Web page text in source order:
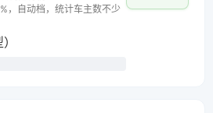
，自动档，统计车主数不少